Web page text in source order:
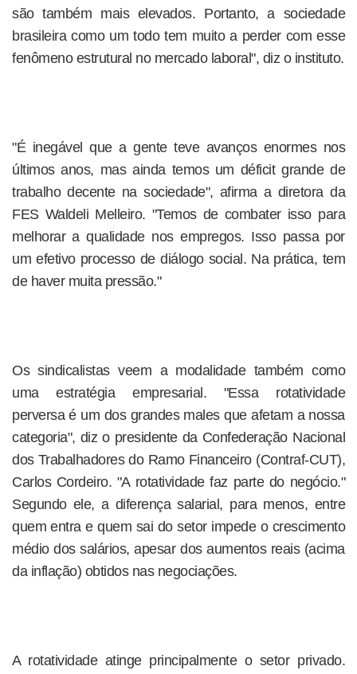
são também mais elevados. Portanto, a sociedade
brasileira como um todo tem muito a perder com esse
fenômeno estrutural no mercado laboral", diz o instituto.
"É inegável que a gente teve avanços enormes nos
últimos anos, mas ainda temos um déficit grande de
trabalho decente na sociedade", afirma a diretora da
FES Waldeli Melleiro. "Temos de combater isso para
melhorar a qualidade nos empregos. Isso passa por
um efetivo processo de diálogo social. Na prática, tem
de haver muita pressão."
Os sindicalistas veem a modalidade também como
uma estratégia empresarial. "Essa rotatividade
perversa é um dos grandes males que afetam a nossa
categoria", diz o presidente da Confederação Nacional
dos Trabalhadores do Ramo Financeiro (Contraf-CUT),
Carlos Cordeiro. "A rotatividade faz parte do negócio."
Segundo ele, a diferença salarial, para menos, entre
quem entra e quem sai do setor impede o crescimento
médio dos salários, apesar dos aumentos reais (acima
da inflação) obtidos nas negociações.
A rotatividade atinge principalmente o setor privado.